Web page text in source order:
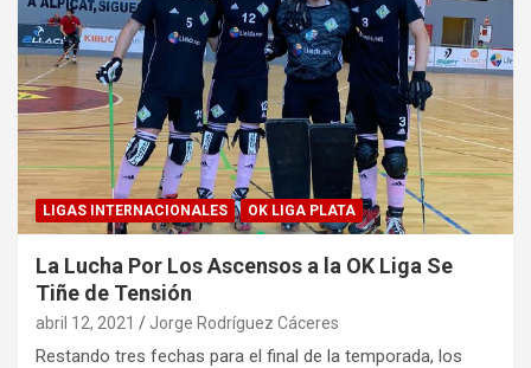
LIGAS INTERNACIONALES OK LIGA PLATA
La Lucha Por Los Ascensos a la OK Liga Se
Tiñe de Tensión
abril 12, 2021 Jorge Rodríguez Cáceres
Restando tres fechas para el final de la temporada, los